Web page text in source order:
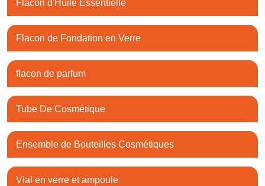
Flacon d'Huile Essentielle
Flacon de Fondation en Verre
flacon de parfum
Tube De Cosmétique
Ensemble de Bouteilles Cosmétiques
Vial en verre et ampoule